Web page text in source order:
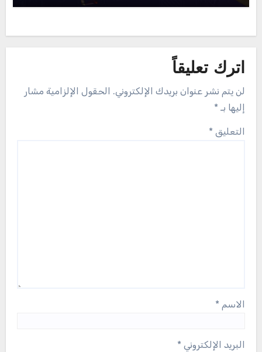
اترك تعليقاً
لن يتم نشر عنوان بريدك الإلكتروني.
الحقول الإلزامية مشار
إليها بـ *
التعليق *
الاسم *
البريد الإلكتروني *